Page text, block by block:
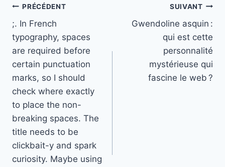
Navigation
de
l’article
PRÉCÉDENT
;. In French
typography, spaces
are required before
certain punctuation
marks, so I should
check where exactly
to place the non-
breaking spaces. The
title needs to be
clickbait-y and spark
curiosity. Maybe using
SUIVANT
Gwendoline asquin :
qui est cette
personnalité
mystérieuse qui
fascine le web ?